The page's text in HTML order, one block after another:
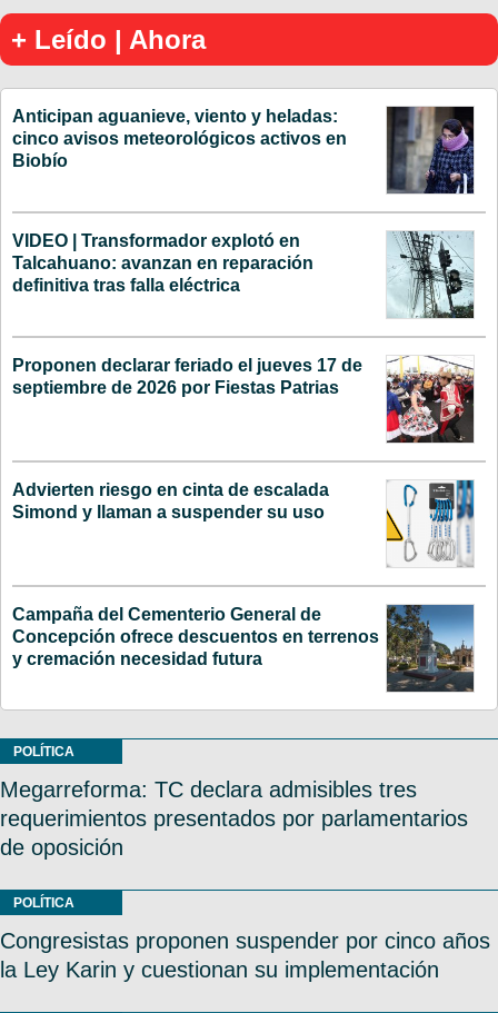
+ Leído | Ahora
Anticipan aguanieve, viento y heladas:
cinco avisos meteorológicos activos en
Biobío
VIDEO | Transformador explotó en
Talcahuano: avanzan en reparación
definitiva tras falla eléctrica
Proponen declarar feriado el jueves 17 de
septiembre de 2026 por Fiestas Patrias
Advierten riesgo en cinta de escalada
Simond y llaman a suspender su uso
Campaña del Cementerio General de
Concepción ofrece descuentos en terrenos
y cremación necesidad futura
POLÍTICA
Megarreforma: TC declara admisibles tres
requerimientos presentados por parlamentarios
de oposición
POLÍTICA
Congresistas proponen suspender por cinco años
la Ley Karin y cuestionan su implementación